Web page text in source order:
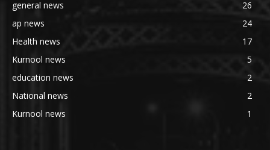
general news
26
ap news
24
Health news
17
Kurnool news
5
education news
2
National news
2
Kurnool news
1